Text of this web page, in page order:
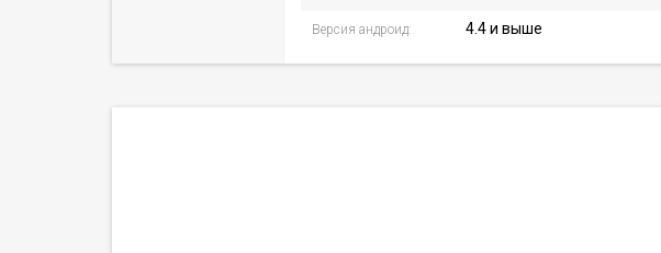
Версия андроид: 4.4 и выше